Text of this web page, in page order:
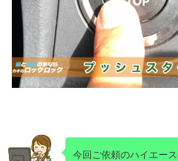
今回ご依頼のハイエー